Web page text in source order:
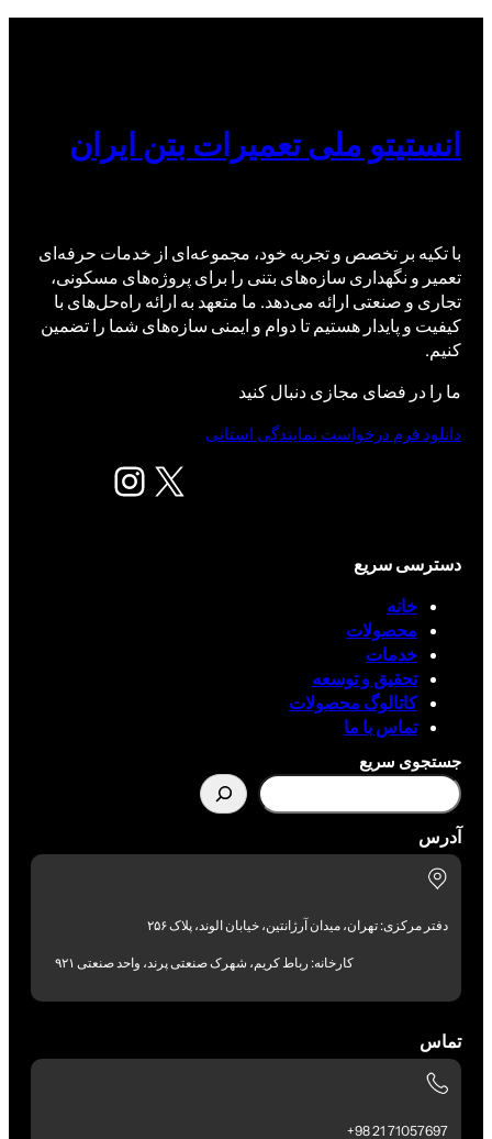
انستیتو ملی تعمیرات بتن ایران
با تکیه بر تخصص و تجربه خود، مجموعه‌ای از خدمات حرفه‌ای
تعمیر و نگهداری سازه‌های بتنی را برای پروژه‌های مسکونی،
تجاری و صنعتی ارائه می‌دهد. ما متعهد به ارائه راه‌حل‌های با
کیفیت و پایدار هستیم تا دوام و ایمنی سازه‌های شما را تضمین
کنیم.
ما را در فضای مجازی دنبال کنید
X اینستاگرم
دانلود فرم درخواست نمایندگی استانی
دسترسی سریع
خانه
محصولات
خدمات
تحقیق و توسعه
کاتالوگ محصولات
تماس با ما
جستجوی سریع
آدرس
دفتر مرکزی: تهران، میدان آرژانتین، خیابان الوند، پلاک ۲۵۶
کارخانه: رباط کریم، شهرک صنعتی پرند، واحد صنعتی ۹۲۱
تماس
71057697 21 98+